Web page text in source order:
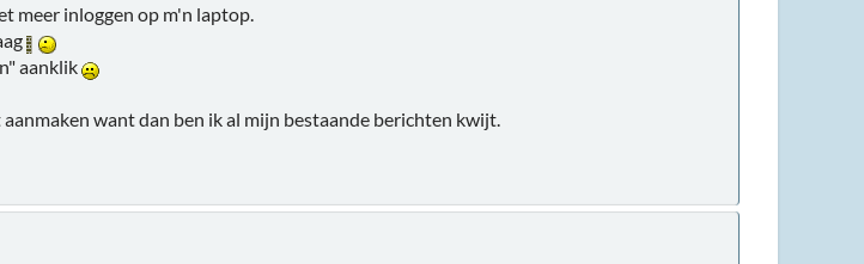
meer inloggen op m'n laptop.
aanklik
want dan ben ik al mijn bestaande berichten kwijt.